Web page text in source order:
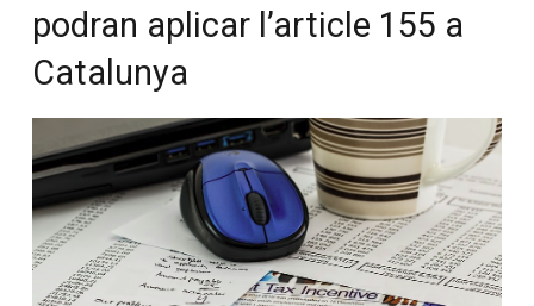
podran aplicar l’article 155 a
Catalunya